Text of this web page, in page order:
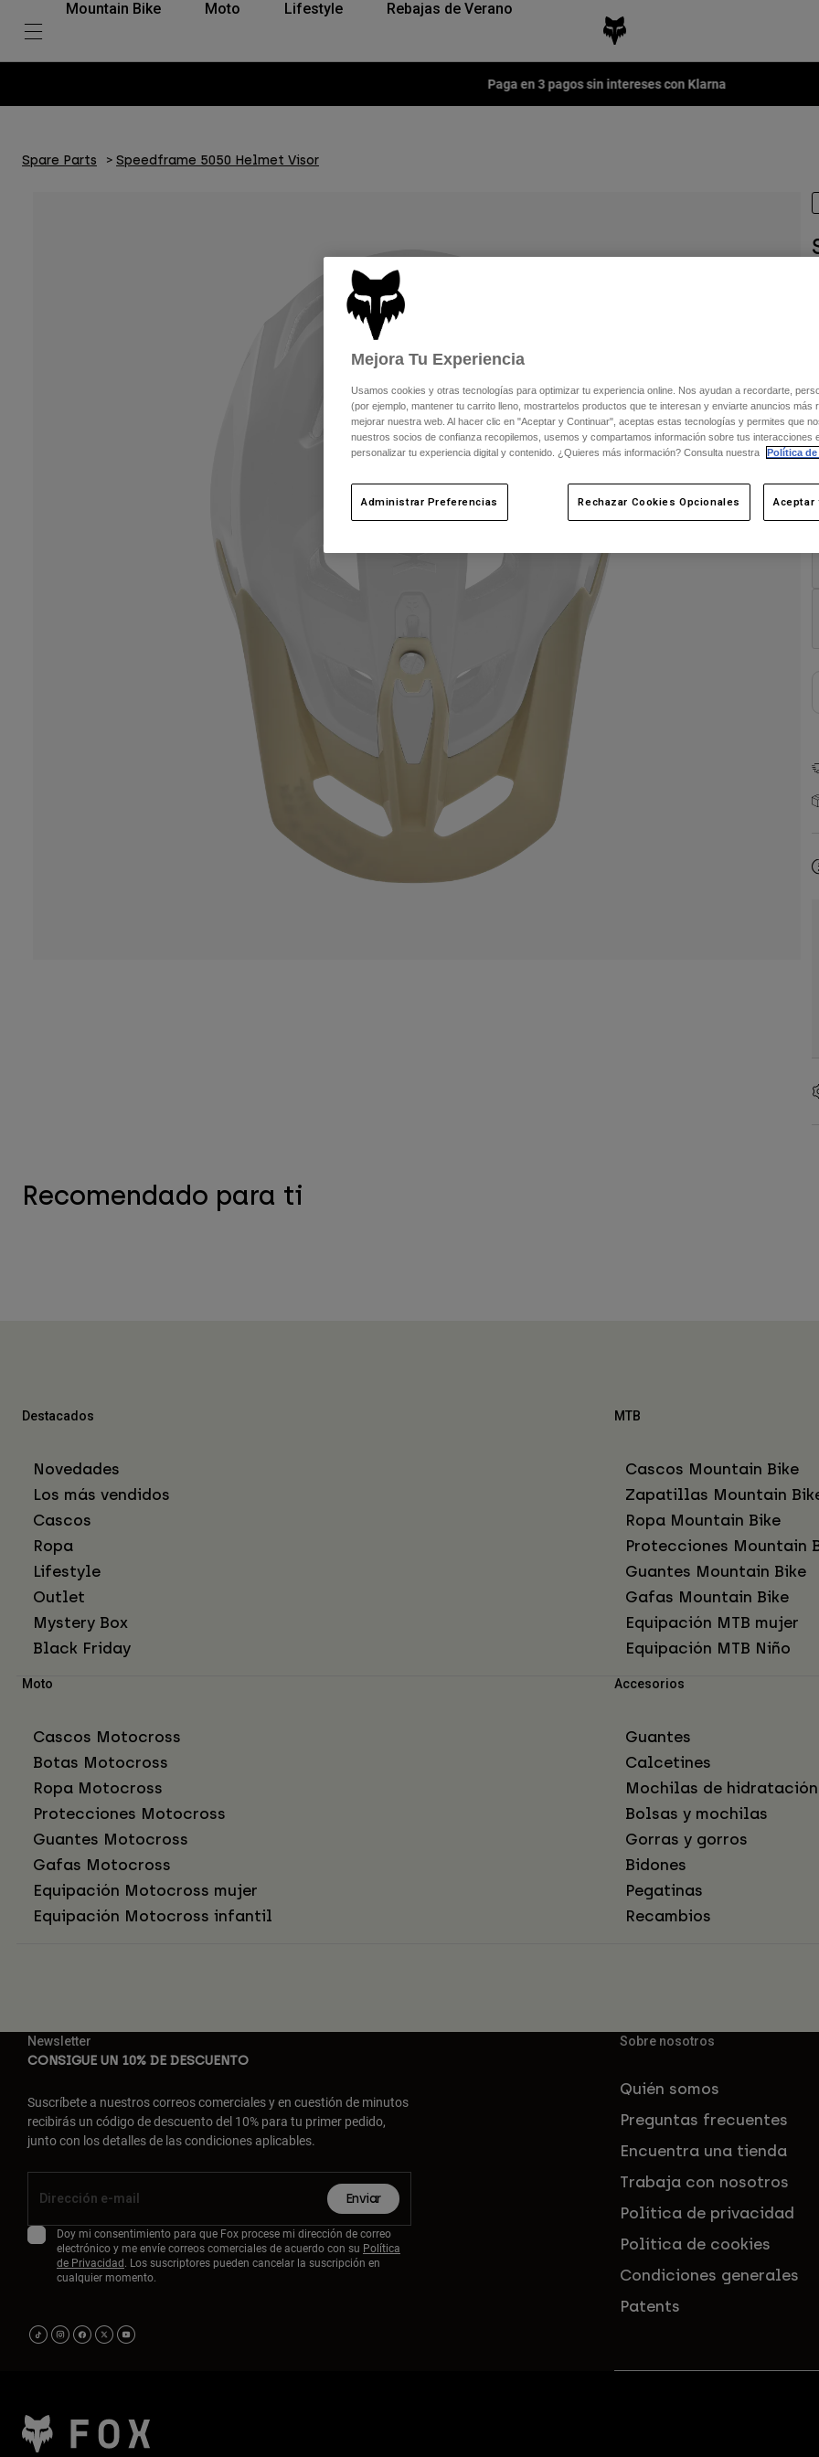
Mountain Bike Moto Lifestyle Rebajas de Verano
Paga en 3 pagos sin intereses con Klarna
Spare Parts Speedframe 5050 Helmet Visor
Recomendado para ti
Destacados
Novedades
Los más vendidos
Cascos
Ropa
Lifestyle
Outlet
Mystery Box
Black Friday
MTB
Cascos Mountain Bike
Zapatillas Mountain
Ropa Mountain Bike
Protecciones Mountain
Guantes Mountain Bike
Gafas Mountain Bike
Equipación MTB mujer
Equipación MTB Niño
Moto
Cascos Motocross
Botas Motocross
Ropa Motocross
Protecciones Motocross
Guantes Motocross
Gafas Motocross
Equipación Motocross mujer
Equipación Motocross infantil
Accesorios
Guantes
Calcetines
Mochilas de hidratación
Bolsas y mochilas
Gorras y gorros
Bidones
Pegatinas
Recambios
Newsletter
CONSIGUE UN 10% DE DESCUENTO
Suscríbete a nuestros correos comerciales y en cuestión de minutos
recibirás un código de descuento del 10% para tu primer pedido,
junto con los detalles de las condiciones aplicables.
Enviar
Doy mi consentimiento para que Fox procese mi dirección de correo
electrónico y me envíe correos comerciales de acuerdo con su Política
de Privacidad. Los suscriptores pueden cancelar la suscripción en
cualquier momento.
Sobre nosotros
Quién somos
Preguntas frecuentes
Encuentra una tienda
Trabaja con nosotros
Política de privacidad
Política de cookies
Condiciones generales
Patents
Mejora Tu Experiencia
Usamos cookies y otras tecnologías para optimizar tu experiencia online. Nos ayudan a recordarte,
(por ejemplo, mantener tu carrito lleno, mostrartelos productos que te interesan y enviarte anuncios más
mejorar nuestra web. Al hacer clic en "Aceptar y Continuar", aceptas estas tecnologías y permites que
nuestros socios de confianza recopilemos, usemos y compartamos información sobre tus interacciones
personalizar tu experiencia digital y contenido. ¿Quieres más información? Consulta nuestra
Política
Administrar Preferencias Rechazar Cookies Opcionales Aceptar